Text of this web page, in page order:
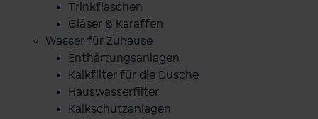
Trinkflaschen
Gläser & Karaffen
Wasser für Zuhause
Enthärtungsanlagen
Kalkfilter für die Dusche
Hauswasserfilter
Kalkschutzanlagen